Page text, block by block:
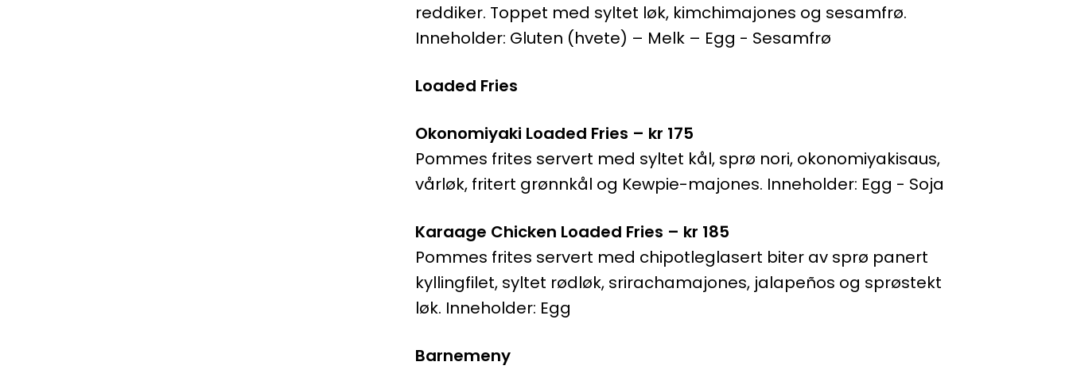
reddiker. Toppet med syltet løk, kimchimajones og sesamfrø.
Inneholder: Gluten (hvete) – Melk – Egg - Sesamfrø
Loaded Fries
Okonomiyaki Loaded Fries – kr 175
Pommes frites servert med syltet kål, sprø nori, okonomiyakisaus,
vårløk, fritert grønnkål og Kewpie-majones. Inneholder: Egg - Soja
Karaage Chicken Loaded Fries – kr 185
Pommes frites servert med chipotleglasert biter av sprø panert
kyllingfilet, syltet rødløk, srirachamajones, jalapeños og sprøstekt
løk. Inneholder: Egg
Barnemeny